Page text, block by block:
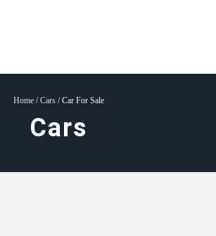
Home/Cars/ Car For Sale
Cars